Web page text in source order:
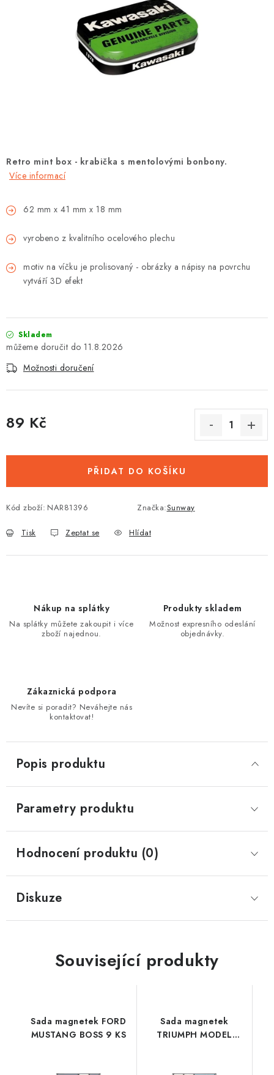
NÁPLNĚ A KAPALINY
Moje objednávka Kontakt
Reklamace a vrácení zboží
Doprava a platba
Retro mint box - krabička s mentolovými bonbony.
Více informací
62 mm x 41 mm x 18 mm
vyrobeno z kvalitního ocelového plechu
motiv na víčku je prolisovaný - obrázky a nápisy na povrchu
vytváří 3D efekt
Skladem
11.8.2026
Možnosti doručení
89 Kč
PŘIDAT DO KOŠÍKU
Kód zboží: NAR81396 Značka:Sunway
Tisk Zeptat se Hlídat
Nákup na splátky
Na splátky můžete zakoupit i více
zboží najednou.
Produkty skladem
Možnost expresního odeslání
objednávky.
Zákaznická podpora
Nevíte si poradit? Neváhejte nás
kontaktovat!
Popis produktu
Parametry produktu
Hodnocení produktu (0)
Diskuze
Související produkty
Sada magnetek FORD
MUSTANG BOSS 9 KS
Sada magnetek
TRIUMPH MODEL